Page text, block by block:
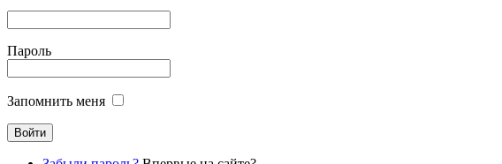
Пароль
Запомнить меня